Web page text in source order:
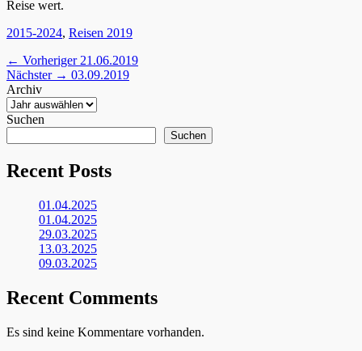
Reise wert.
Kategorien
2015-2024, Reisen 2019
Beitragsnavigation
← Vorheriger Vorheriger
Beitrag:
21.06.2019
Nächster → Nächster
03.09.2019
Archiv
Suchen
Suchen
Recent Posts
01.04.2025
01.04.2025
29.03.2025
13.03.2025
09.03.2025
Recent Comments
Es sind keine Kommentare vorhanden.